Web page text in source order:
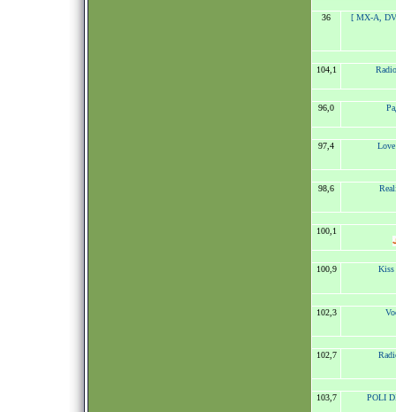
36
[ MX-A,
104,1
96,0
97,4
98,6
100,1
100,9
102,3
102,7
103,7 POLI